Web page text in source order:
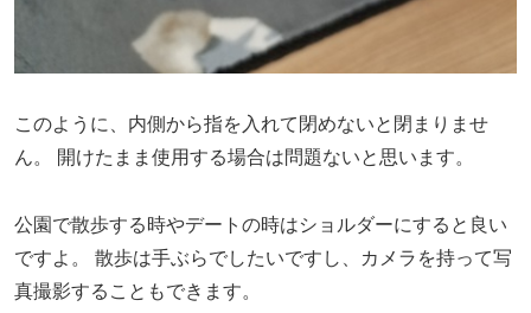
このように、内側から指を入れて閉めないと閉まりませ
ん。
開けたまま使用する場合は問題ないと思います。
公園で散歩する時やデートの時はショルダーにすると良い
ですよ。
散歩は手ぶらでしたいですし、カメラを持って写
真撮影することもできます。